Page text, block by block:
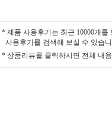
* 제품 사용후기는 최근 10000개
사용후기를 검색해 보실 수 있습
* 상품리뷰를 클릭하시면 전체 내